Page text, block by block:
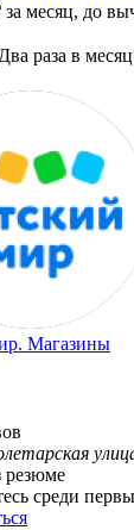
за месяц, до
раза в месяц
Магазины
среди